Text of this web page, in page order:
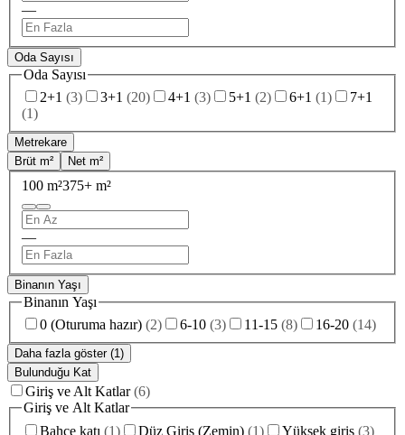
—
Oda Sayısı
Oda Sayısı
2+1 (3) 3+1 (20) 4+1 (3) 5+1 (2) 6+1 (1)
7+1
(1)
Metrekare
Brüt m²
Net m²
100 m²375+ m²
—
Binanın Yaşı
Binanın Yaşı
0 (Oturuma hazır) (2) 6-10 (3) 11-15 (8) 16-20 (14)
Daha fazla göster (1)
Bulunduğu Kat
Giriş ve Alt Katlar (6)
Giriş ve Alt Katlar
Bahçe katı (1) Düz Giriş (Zemin) (1) Yüksek giriş (3)